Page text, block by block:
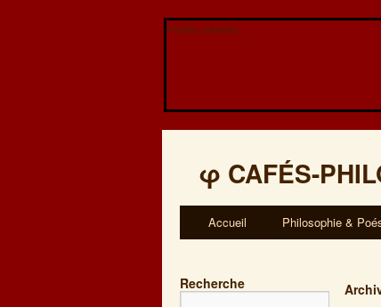
Veuillez patienter...
φ CAFÉS-
Accueil Philosophie &
Recherche